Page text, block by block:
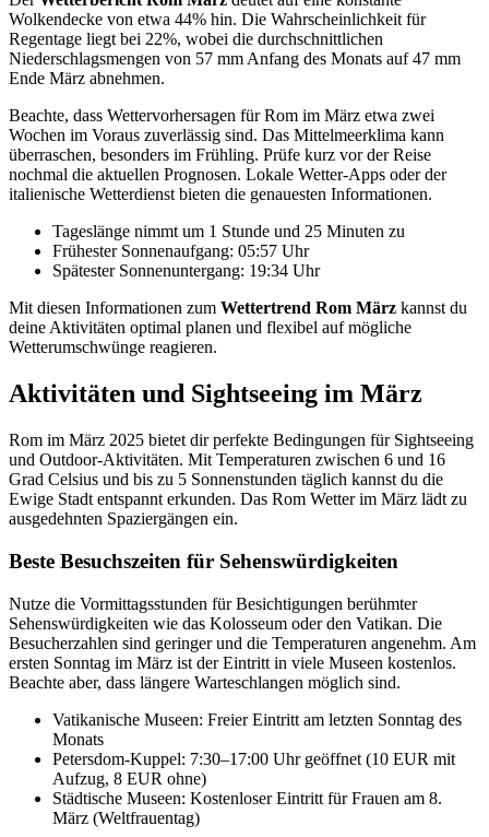
Wolkendecke von etwa 44% hin. Die Wahrscheinlichkeit für
Regentage liegt bei 22%, wobei die durchschnittlichen
Niederschlagsmengen von 57 mm Anfang des Monats auf 47 mm
Ende März abnehmen.
Beachte, dass Wettervorhersagen für Rom im März etwa zwei
Wochen im Voraus zuverlässig sind. Das Mittelmeerklima kann
überraschen, besonders im Frühling. Prüfe kurz vor der Reise
nochmal die aktuellen Prognosen. Lokale Wetter-Apps oder der
italienische Wetterdienst bieten die genauesten Informationen.
Tageslänge nimmt um 1 Stunde und 25 Minuten zu
Frühester Sonnenaufgang: 05:57 Uhr
Spätester Sonnenuntergang: 19:34 Uhr
Mit diesen Informationen zum Wettertrend Rom März kannst du
deine Aktivitäten optimal planen und flexibel auf mögliche
Wetterumschwünge reagieren.
Aktivitäten und Sightseeing im März
Rom im März 2025 bietet dir perfekte Bedingungen für Sightseeing
und Outdoor-Aktivitäten. Mit Temperaturen zwischen 6 und 16
Grad Celsius und bis zu 5 Sonnenstunden täglich kannst du die
Ewige Stadt entspannt erkunden. Das Rom Wetter im März lädt zu
ausgedehnten Spaziergängen ein.
Beste Besuchszeiten für Sehenswürdigkeiten
Nutze die Vormittagsstunden für Besichtigungen berühmter
Sehenswürdigkeiten wie das Kolosseum oder den Vatikan. Die
Besucherzahlen sind geringer und die Temperaturen angenehm. Am
ersten Sonntag im März ist der Eintritt in viele Museen kostenlos.
Beachte aber, dass längere Warteschlangen möglich sind.
Vatikanische Museen: Freier Eintritt am letzten Sonntag des
Monats
Petersdom-Kuppel: 7:30–17:00 Uhr geöffnet (10 EUR mit
Aufzug, 8 EUR ohne)
Städtische Museen: Kostenloser Eintritt für Frauen am 8.
März (Weltfrauentag)